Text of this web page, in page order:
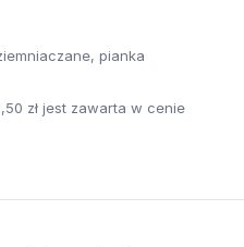
pianka
zł jest zawarta w cenie